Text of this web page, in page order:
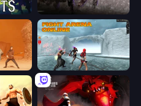
Samurai Legacy
Fight Arena Online